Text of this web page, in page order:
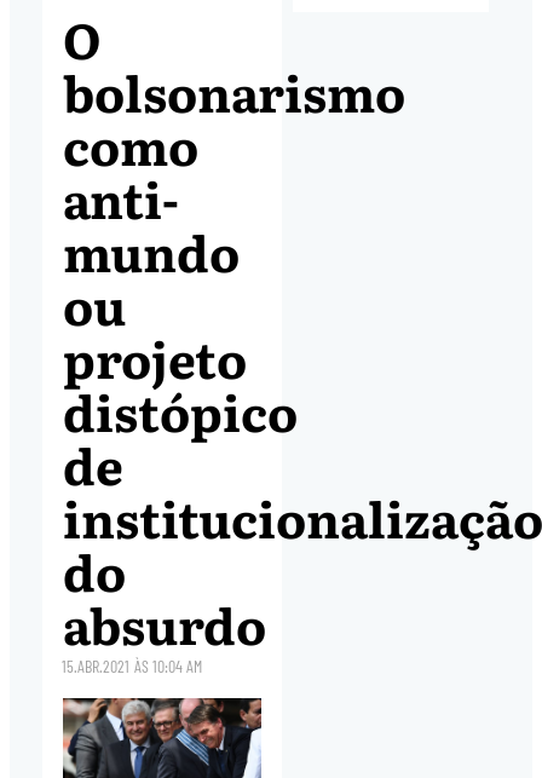
O
bolsonarismo
como
anti-
mundo
ou
projeto
distópico
de
institucionalização
do
absurdo
15.ABR.2021 ÀS10:04 AM